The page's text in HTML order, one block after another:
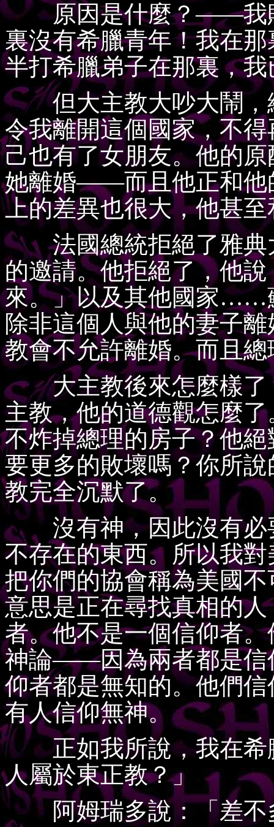
原因是什麼？——我敗
裏沒有希臘青年！我在
半打希臘弟子在那裏，
但大主教大吵大鬧，
令我離開這個國家，不
己也有了女朋友。他的
她離婚——而且他正和他
上的差異也很大，他甚
法國總統拒絕了雅典
的邀請。他拒絕了，他
來。」以及其他國家……
除非這個人與他的妻子
教會不允許離婚。而且
大主教後來怎麼樣了
主教，他的道德觀怎麼
不炸掉總理的房子？他
要更多的敗壞嗎？你所
教完全沉默了。
沒有神，因此沒有必
不存在的東西。所以我
把你們的協會稱為美國
意思是正在尋找真相的
者。他不是一個信仰者
神論——因為兩者都是信
仰者都是無知的。他們
有人信仰無神。
正如我所說，我在希
人屬於東正教？」
阿姆瑞多說：「差不